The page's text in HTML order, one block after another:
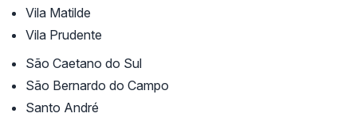
Vila Matilde
Vila Prudente
São Caetano do Sul
São Bernardo do Campo
Santo André